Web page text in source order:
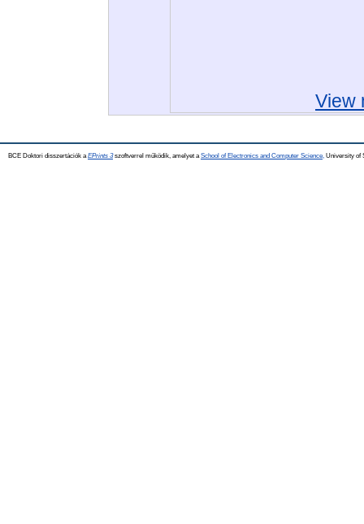
View
BCE Doktori disszertációk a EPrints 3szoftverrel működik, amelyet a School of Electronics and Computer Science, University of